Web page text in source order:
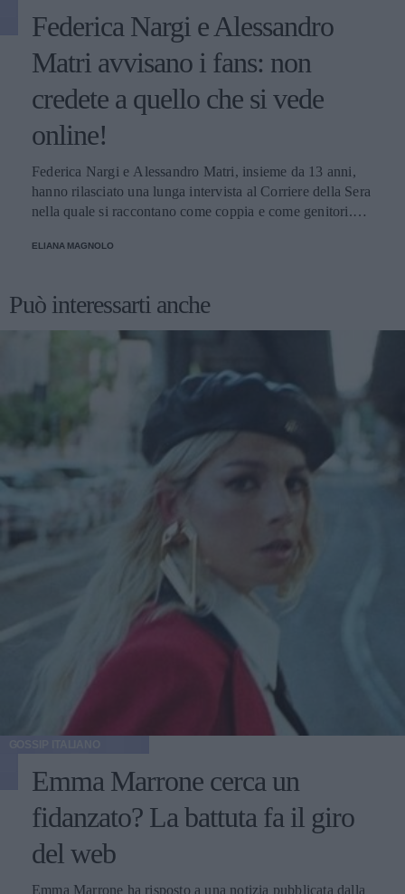
Federica Nargi e Alessandro
Matri avvisano i fans: non
credete a quello che si vede
online!
Federica Nargi e Alessandro Matri, insieme da 13 anni,
hanno rilasciato una lunga intervista al Corriere della Sera
nella quale si raccontano come coppia e come genitori.
credete alle coppie che non litigano mai!
ELIANA MAGNOLO
Può interessarti anche
Emma Marrone cerca un
fidanzato? La battuta fa il giro
del web
Emma Marrone ha risposto a una notizia pubblicata dalla